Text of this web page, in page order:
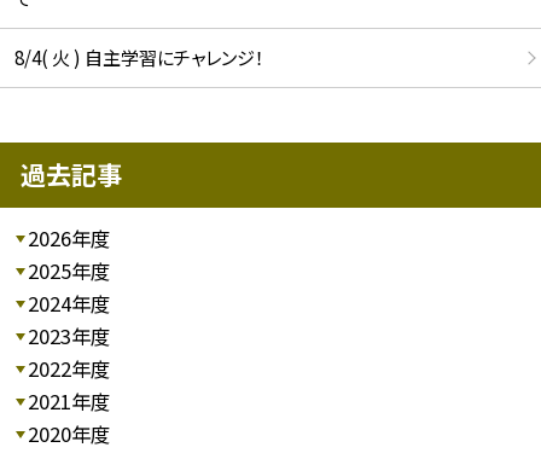
8/4( 火 ) 自主学習にチャレンジ！
過去記事
2026年度
2025年度
2024年度
2023年度
2022年度
2021年度
2020年度